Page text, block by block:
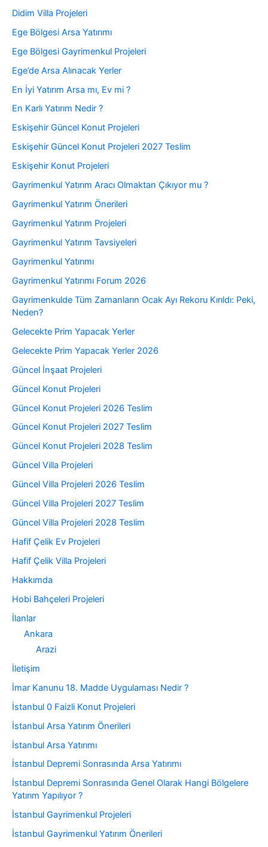
Didim Villa Projeleri
Ege Bölgesi Arsa Yatırımı
Ege Bölgesi Gayrimenkul Projeleri
Ege’de Arsa Alınacak Yerler
En İyi Yatırım Arsa mı, Ev mi ?
En Karlı Yatırım Nedir ?
Eskişehir Güncel Konut Projeleri
Eskişehir Güncel Konut Projeleri 2027 Teslim
Eskişehir Konut Projeleri
Gayrimenkul Yatırım Aracı Olmaktan Çıkıyor mu ?
Gayrimenkul Yatırım Önerileri
Gayrimenkul Yatırım Projeleri
Gayrimenkul Yatırım Tavsiyeleri
Gayrimenkul Yatırımı
Gayrimenkul Yatırımı Forum 2026
Gayrimenkulde Tüm Zamanların Ocak Ayı Rekoru Kırıldı: Peki,
Neden?
Gelecekte Prim Yapacak Yerler
Gelecekte Prim Yapacak Yerler 2026
Güncel İnşaat Projeleri
Güncel Konut Projeleri
Güncel Konut Projeleri 2026 Teslim
Güncel Konut Projeleri 2027 Teslim
Güncel Konut Projeleri 2028 Teslim
Güncel Villa Projeleri
Güncel Villa Projeleri 2026 Teslim
Güncel Villa Projeleri 2027 Teslim
Güncel Villa Projeleri 2028 Teslim
Hafif Çelik Ev Projeleri
Hafif Çelik Villa Projeleri
Hakkımda
Hobi Bahçeleri Projeleri
İlanlar
Ankara
Arazi
İletişim
İmar Kanunu 18. Madde Uygulaması Nedir ?
İstanbul 0 Faizli Konut Projeleri
İstanbul Arsa Yatırım Önerileri
İstanbul Arsa Yatırımı
İstanbul Depremi Sonrasında Arsa Yatırımı
İstanbul Depremi Sonrasında Genel Olarak Hangi Bölgelere
Yatırım Yapılıyor ?
İstanbul Gayrimenkul Projeleri
İstanbul Gayrimenkul Yatırım Önerileri